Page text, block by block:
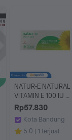
NATUR-E NATURAL
VITAMIN E 100 IU
BOX 32 KAPSUL
Rp57.830
Kota Bandung
Apotek Budi
5.0 1 terjual